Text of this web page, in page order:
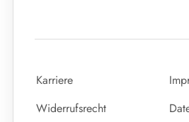
Karriere
Widerrufsrecht